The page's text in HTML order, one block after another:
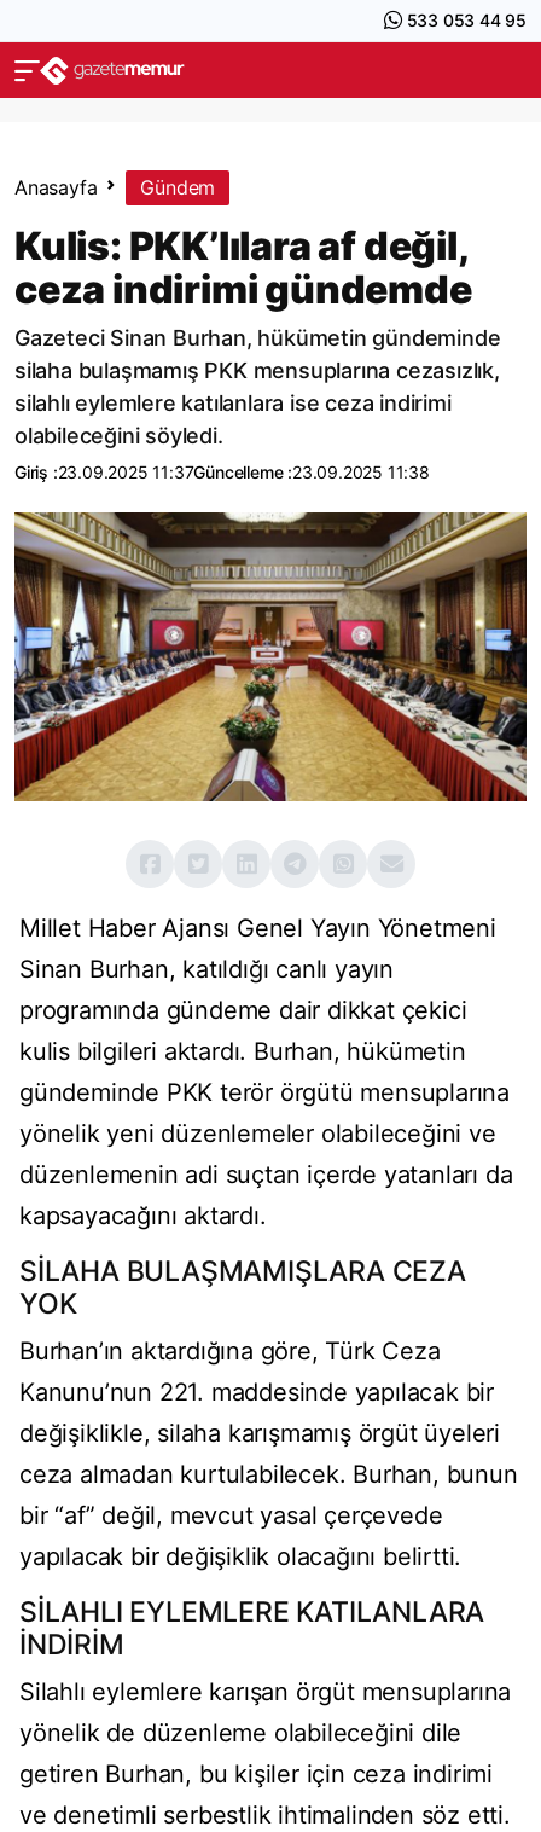
533 053 44 95
Anasayfa Gündem
Kulis: PKK’lılara af değil,
ceza indirimi gündemde
Gazeteci Sinan Burhan, hükümetin gündeminde
silaha bulaşmamış PKK mensuplarına cezasızlık,
silahlı eylemlere katılanlara ise ceza indirimi
olabileceğini söyledi.
Giriş :23.09.2025 11:37Güncelleme :23.09.2025 11:38
Millet Haber Ajansı Genel Yayın Yönetmeni
Sinan Burhan, katıldığı canlı yayın
programında gündeme dair dikkat çekici
kulis bilgileri aktardı. Burhan, hükümetin
gündeminde PKK terör örgütü mensuplarına
yönelik yeni düzenlemeler olabileceğini ve
düzenlemenin adi suçtan içerde yatanları da
kapsayacağını aktardı.
SİLAHA BULAŞMAMIŞLARA CEZA
YOK
Burhan’ın aktardığına göre, Türk Ceza
Kanunu’nun 221. maddesinde yapılacak bir
değişiklikle, silaha karışmamış örgüt üyeleri
ceza almadan kurtulabilecek. Burhan, bunun
bir “af” değil, mevcut yasal çerçevede
yapılacak bir değişiklik olacağını belirtti.
SİLAHLI EYLEMLERE KATILANLARA
İNDİRİM
Silahlı eylemlere karışan örgüt mensuplarına
yönelik de düzenleme olabileceğini dile
getiren Burhan, bu kişiler için ceza indirimi
ve denetimli serbestlik ihtimalinden söz etti.